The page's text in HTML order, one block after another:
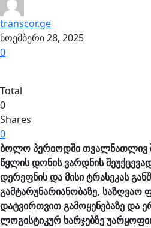
transcor.ge
ნოემბერი 28, 2025
0
Total
0
Shares
0
ბოლოპერიოდშითვალნათლივ
წყლისდონისვარდნის
დერეფნის და მისი ტრასეკას
გამტარუნარიანობაზე, საზღვაო
დატვირთვითგამოყენებაზედა
ლოგისტიკურ ხარჯებზე